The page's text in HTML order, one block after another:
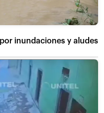
inundaciones y aludes